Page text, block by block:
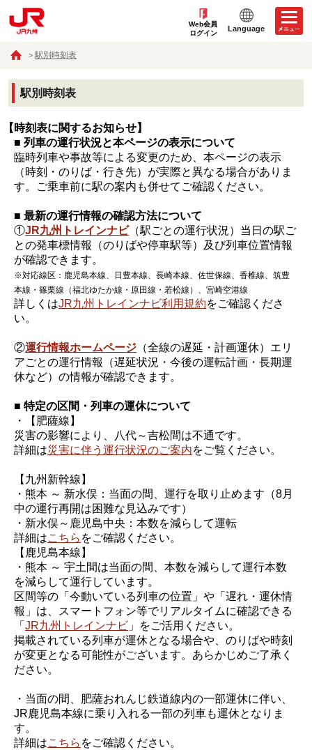
Web会員
ログイン
Language
駅別時刻表
駅別時刻表
【時刻表に関するお知らせ】
■ 列車の運行状況と本ページの表示について
臨時列車や事故等による変更のため、本ページの表示
（時刻・のりば・行き先）が実際と異なる場合がありま
す。ご乗車前に駅の案内も併せてご確認ください。
■ 最新の運行情報の確認方法について
①JR九州トレインナビ（駅ごとの運行状況）当日の駅ご
との発車標情報（のりばや停車駅等）及び列車位置情報
が確認できます。
※対応線区：鹿児島本線、日豊本線、長崎本線、佐世保線、香椎線、筑豊
本線・篠栗線（福北ゆたか線・原田線・若松線）、宮崎空港線
詳しくはJR九州トレインナビ利用規約をご確認くださ
い。
②運行情報ホームページ （全線の遅延・計画運休）エリ
アごとの運行情報（遅延状況・今後の運転計画・長期運
休など）の情報が確認できます。
■ 特定の区間・列車の運休について
・【肥薩線】
災害の影響により、八代～吉松間は不通です。
詳細は災害に伴う運行状況のご案内をご覧ください。
【九州新幹線】
・熊本 ～ 新水俣：当面の間、運行を取り止めます（8月
中の運行再開は困難な見込みです）
・新水俣～鹿児島中央：本数を減らして運転
詳細はこちら をご確認ください。
【鹿児島本線】
・熊本 ～ 宇土間は当面の間、本数を減らして運行本数
を減らして運行しています。
区間等の「今動いている列車の位置」や「遅れ・運休情
報」は、スマートフォン等でリアルタイムに確認できる
「JR九州トレインナビ 」をご活用ください。
掲載されている列車が運休となる場合や、のりばや時刻
が変更となる可能性がございます。あらかじめご了承く
ださい。
・当面の間、肥薩おれんじ鉄道線内の一部運休に伴い、
JR鹿児島本線に乗り入れる一部の列車も運休となりま
す。
詳細はこちら をご確認ください。